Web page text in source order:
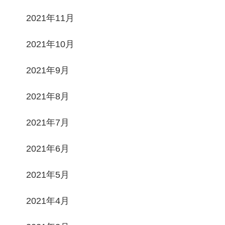
2021年11月
2021年10月
2021年9月
2021年8月
2021年7月
2021年6月
2021年5月
2021年4月